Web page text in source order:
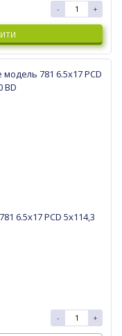
- +
6.5х17 PCD 5x114,3
- +